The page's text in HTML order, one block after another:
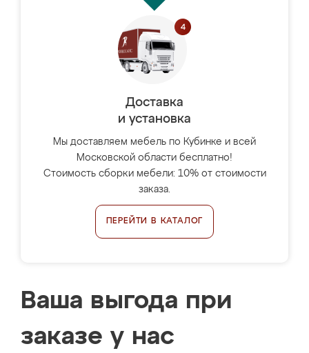
Доставка
и установка
Мы доставляем мебель по Кубинке и всей
Московской области бесплатно!
Стоимость сборки мебели: 10% от стоимости
заказа.
ПЕРЕЙТИ В КАТАЛОГ
Ваша выгода при
заказе у нас